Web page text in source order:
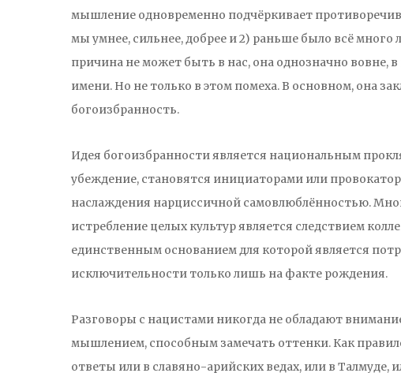
мышление одновременно подчёркивает
мы умнее, сильнее, добрее и 2) раньше было всё много
причина не может быть в нас, она однозначно вовне,
имени. Но не только в этом помеха. В основном, она
богоизбранность.
Идея богоизбранности является национальным
убеждение, становятся инициаторами или
наслаждения нарциссичной самовлюблённостью.
истребление целых культур является следствием
единственным основанием для которой является
исключительности только лишь на факте рождения.
Разговоры с нацистами никогда не обладают
мышлением, способным замечать оттенки. Как
ответы или в славяно-арийских ведах, или в